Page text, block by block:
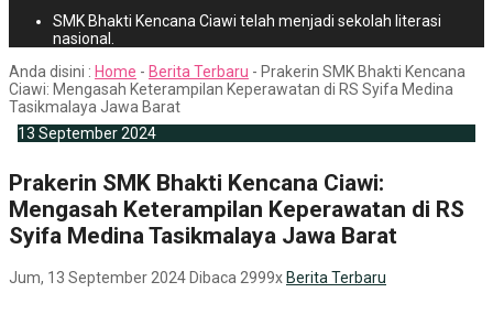
SMK Bhakti Kencana Ciawi telah menjadi sekolah literasi
nasional.
Anda disini : Home - Berita Terbaru - Prakerin SMK Bhakti Kencana
Ciawi: Mengasah Keterampilan Keperawatan di RS Syifa Medina
Tasikmalaya Jawa Barat
13 September2024
Prakerin SMK Bhakti Kencana Ciawi:
Mengasah Keterampilan Keperawatan di RS
Syifa Medina Tasikmalaya Jawa Barat
Jum, 13 September 2024 Dibaca 2999x Berita Terbaru